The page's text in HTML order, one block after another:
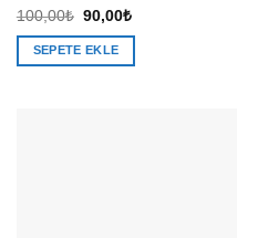
5
üzerinden
4.8oy aldı
100,00₺ Orijinal
100,00₺.
90,00₺Şu
SEPETE EKLE